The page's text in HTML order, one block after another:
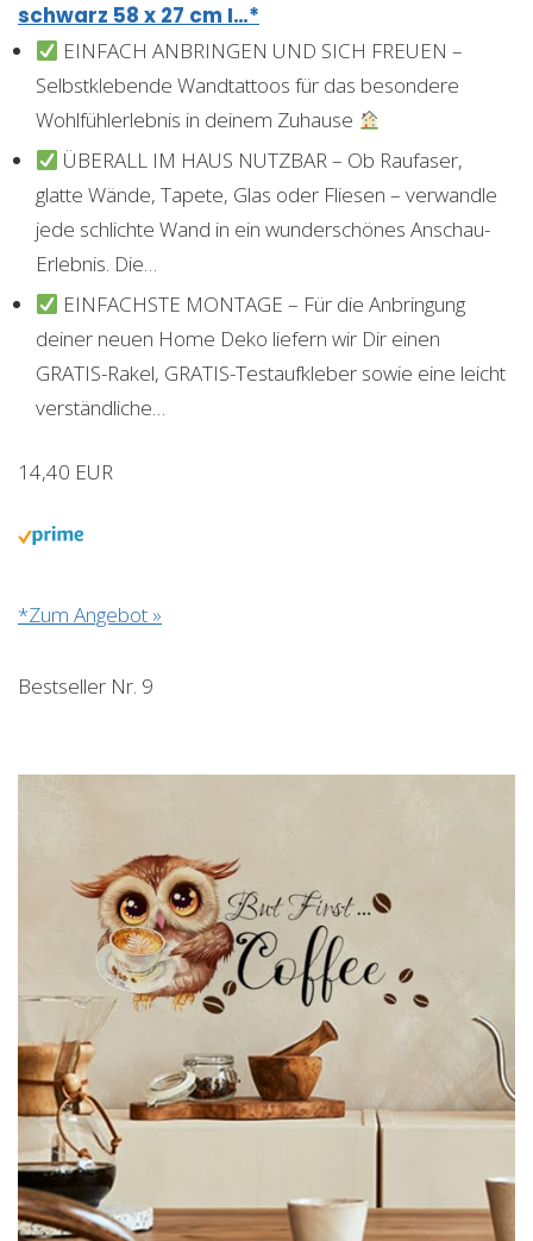
schwarz 58 x 27 cm I…*
EINFACH ANBRINGEN UND SICH FREUEN –
Selbstklebende Wandtattoos für das besondere
Wohlfühlerlebnis in deinem Zuhause
ÜBERALL IM HAUS NUTZBAR – Ob Raufaser,
glatte Wände, Tapete, Glas oder Fliesen – verwandle
jede schlichte Wand in ein wunderschönes Anschau-
Erlebnis. Die…
EINFACHSTE MONTAGE – Für die Anbringung
deiner neuen Home Deko liefern wir Dir einen
GRATIS-Rakel, GRATIS-Testaufkleber sowie eine leicht
verständliche…
14,40 EUR
*Zum Angebot »
Bestseller Nr. 9